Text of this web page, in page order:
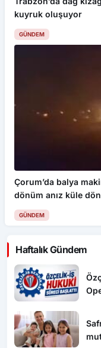
GÜNDEM
GÜNDEM
Haftalık Gündem